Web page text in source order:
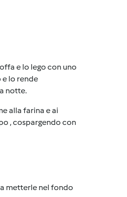
e lo lego con uno
e lo rende
notte.
alla farina e ai
, cospargendo con
metterle nel fondo